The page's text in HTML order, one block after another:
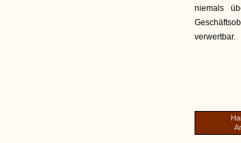
niemals
verwertbar.